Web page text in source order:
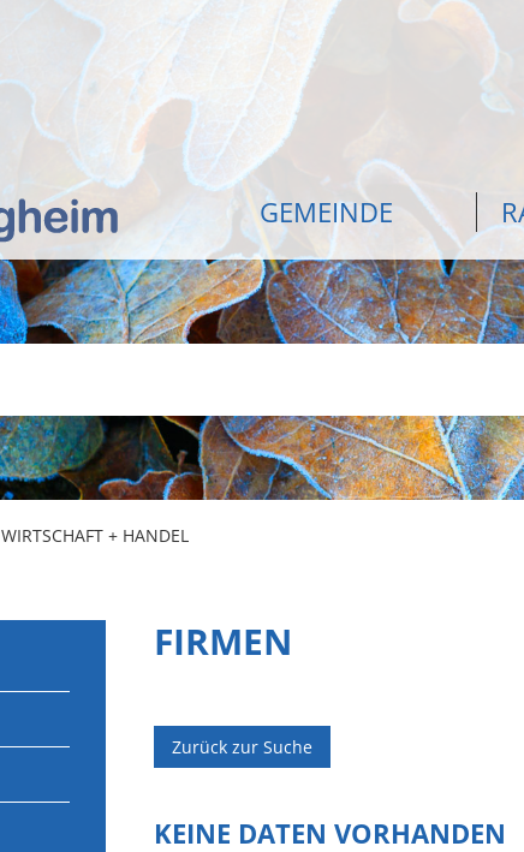
GEMEINDE
WIRTSCHAFT + HANDEL
FIRMEN
Zurück zur Suche
KEINE DATEN VORHANDEN